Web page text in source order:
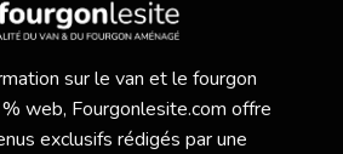
sur le van et le fourgon
web, Fourgonlesite.com offre
exclusifs rédigés par une